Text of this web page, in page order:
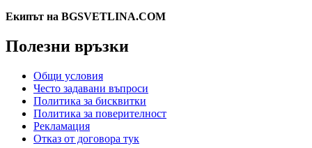
Екипът на BGSVETLINA.COM
Полезни връзки
Общи условия
Често задавани въпроси
Политика за бисквитки
Политика за поверителност
Рекламация
Отказ от договора тук